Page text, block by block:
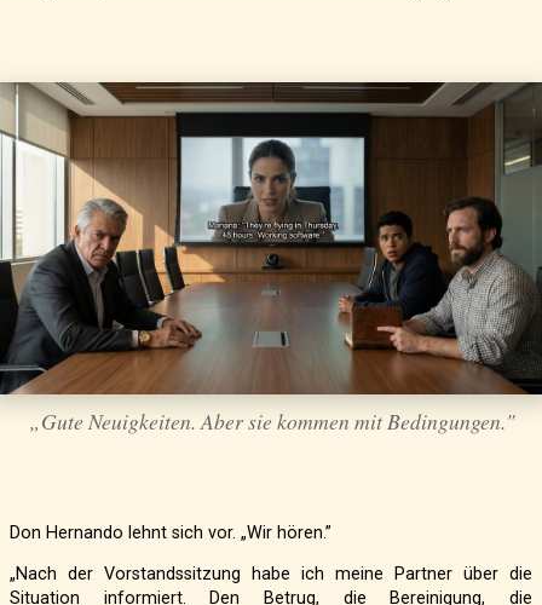
„Gute Neuigkeiten. Aber sie kommen mit Bedingungen."
Don Hernando lehnt sich vor. „Wir hören.”
„Nach der Vorstandssitzung habe ich meine Partner über die
Situation informiert. Den Betrug, die Bereinigung, die